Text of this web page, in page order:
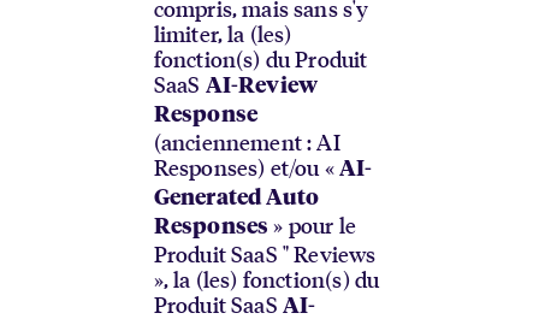
compris, mais sans s'y
limiter, la (les)
fonction(s) du Produit
SaaS AI-Review
Response
(anciennement : AI
Responses) et/ou « AI-
Generated Auto
Responses » pour le
Produit SaaS " Reviews
», la (les) fonction(s) du
Produit SaaS AI-